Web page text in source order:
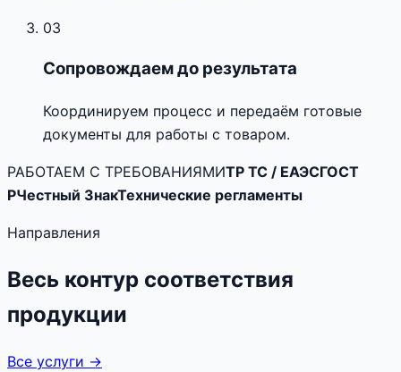
03
Сопровождаем до результата
Координируем процесс и передаём готовые
документы для работы с товаром.
РАБОТАЕМ С ТРЕБОВАНИЯМИТР ТС / ЕАЭСГОСТ
РЧестный ЗнакТехнические регламенты
Направления
Весь контур соответствия
продукции
Все услуги →